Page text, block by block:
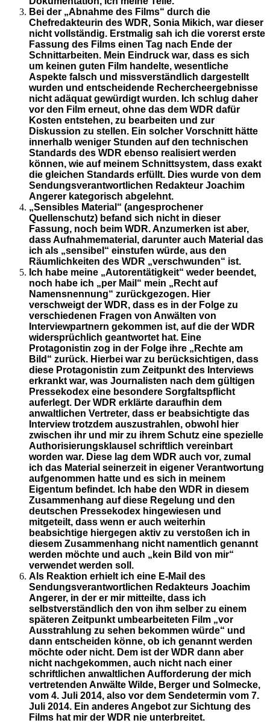
Bei der „Abnahme des Films“ durch die
Chefredakteurin des WDR, Sonia Mikich, war dieser
nicht vollständig. Erstmalig sah ich die vorerst erste
Fassung des Films einen Tag nach Ende der
Schnittarbeiten. Mein Eindruck war, dass es sich
um keinen guten Film handelte, wesentliche
Aspekte falsch und missverständlich dargestellt
wurden und entscheidende Rechercheergebnisse
nicht adäquat gewürdigt wurden. Ich schlug daher
vor den Film erneut, ohne das dem WDR dafür
Kosten entstehen, zu bearbeiten und zur
Diskussion zu stellen. Ein solcher Vorschnitt hätte
innerhalb weniger Stunden auf den technischen
Standards des WDR ebenso realisiert werden
können, wie auf meinem Schnittsystem, dass exakt
die gleichen Standards erfüllt. Dies wurde von dem
Sendungsverantwortlichen Redakteur Joachim
Angerer kategorisch abgelehnt.
„Sensibles Material“ (angesprochener
Quellenschutz) befand sich nicht in dieser
Fassung, noch beim WDR. Anzumerken ist aber,
dass Aufnahmematerial, darunter auch Material das
ich als „sensibel“ einstufen würde, aus den
Räumlichkeiten des WDR „verschwunden“ ist.
Ich habe meine „Autorentätigkeit“ weder beendet,
noch habe ich „per Mail“ mein „Recht auf
Namensnennung“ zurückgezogen. Hier
verschweigt der WDR, dass es in der Folge zu
verschiedenen Fragen von Anwälten von
Interviewpartnern gekommen ist, auf die der WDR
widersprüchlich geantwortet hat. Eine
Protagonistin zog in der Folge ihre „Rechte am
Bild“ zurück. Hierbei war zu berücksichtigen, dass
diese Protagonistin zum Zeitpunkt des Interviews
erkrankt war, was Journalisten nach dem gültigen
Pressekodex eine besondere Sorgfaltspflicht
auferlegt. Der WDR erklärte daraufhin dem
anwaltlichen Vertreter, dass er beabsichtigte das
Interview trotzdem auszustrahlen, obwohl hier
zwischen ihr und mir zu ihrem Schutz eine spezielle
Authorisierungsklausel schriftlich vereinbart
worden war. Diese lag dem WDR auch vor, zumal
ich das Material seinerzeit in eigener Verantwortung
aufgenommen hatte und es sich in meinem
Eigentum befindet. Ich habe den WDR in diesem
Zusammenhang auf diese Regelung und den
deutschen Pressekodex hingewiesen und
mitgeteilt, dass wenn er auch weiterhin
beabsichtige hiergegen aktiv zu verstoßen ich in
diesem Zusammenhang nicht namentlich genannt
werden möchte und auch „kein Bild von mir“
verwendet werden soll.
Als Reaktion erhielt ich eine E-Mail des
Sendungsverantwortlichen Redakteurs Joachim
Angerer, in der er mir mitteilte, dass ich
selbstverständlich den von ihm selber zu einem
späteren Zeitpunkt umbearbeiteten Film „vor
Ausstrahlung zu sehen bekommen würde“ und
dann entscheiden könne, ob ich genannt werden
möchte oder nicht. Dem ist der WDR dann aber
nicht nachgekommen, auch nicht nach einer
schriftlichen anwaltlichen Aufforderung der mich
vertretenden Anwälte Wilde, Berger und Solmecke,
vom 4. Juli 2014, also vor dem Sendetermin vom 7.
Juli 2014. Ein anderes Angebot zur Sichtung des
Films hat mir der WDR nie unterbreitet.